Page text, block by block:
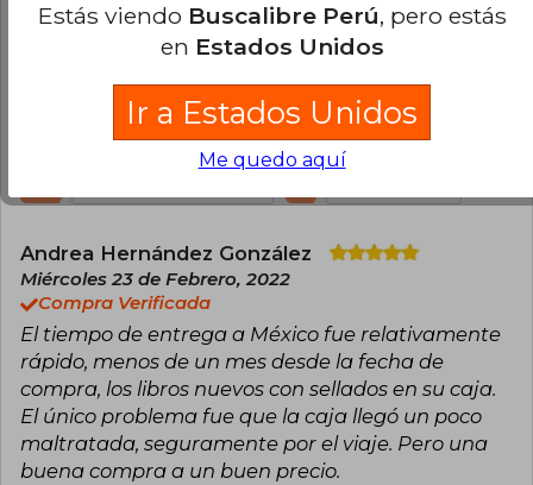
Joan M. Ramírez Román
de Mayo, 2023
Compra Verificada
Tremendos libros
Andrea Hernández González
Miércoles 23 de Febrero, 2022
Compra Verificada
El tiempo de entrega a México fue relativamente
rápido, menos de un mes desde la fecha de
compra, los libros nuevos con sellados en su caja.
El único problema fue que la caja llegó un poco
maltratada, seguramente por el viaje. Pero una
buena compra a un buen precio.
Estás viendo Buscalibre Perú, pero estás
en Estados Unidos
Ir a Estados Unidos
Me quedo aquí